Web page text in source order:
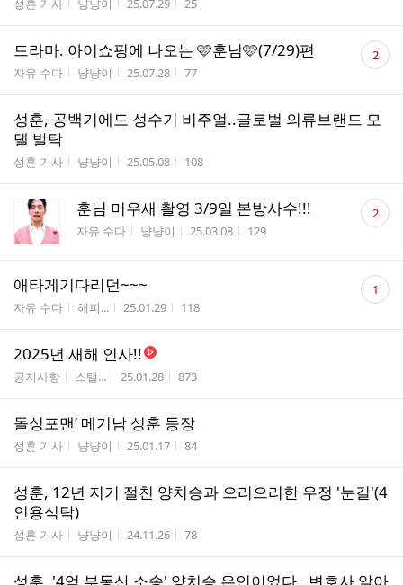
성훈 기사 냥냥이 25.07.29 25
드라마. 아이쇼핑에 나오는 🩷훈님🩷(7/29)편
게시판명
자유 수다 작성자
냥냥이 작성시간
25.07.28 조회수
77
댓
글 2
성훈, 공백기에도 성수기 비주얼..글로벌 의류브랜드 모
델 발탁
게시판명
성훈 기사 작성자
냥냥이 작성시간
25.05.08 조회수
108
훈님 미우새 촬영 3/9일 본방사수!!!
게시판명
자유 수다 작성자
냥냥이 작성시간
25.03.08 조회수
129
댓
글 2
애타게기다리던~~~
게시판명
자유 수다 작성자
해피... 작성시간
25.01.29 조회수
118
댓
글 1
2025년 새해 인사!!
게시판명
공지사항 작성자
스탤... 작성시간
25.01.28 조회수
873
돌싱포맨’ 메기남 성훈 등장
게시판명
성훈 기사 작성자
냥냥이 작성시간
25.01.17 조회수
84
성훈, 12년 지기 절친 양치승과 으리으리한 우정 '눈길'(4
인용식탁)
게시판명
성훈 기사 작성자
냥냥이 작성시간
24.11.26 조회수
78